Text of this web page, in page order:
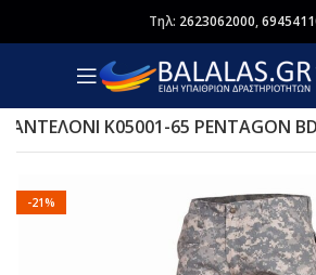
Τηλ: 2623062000,
ΠΑΝΤΕΛΟΝΙ K05001-65 PENTAGON
-21%